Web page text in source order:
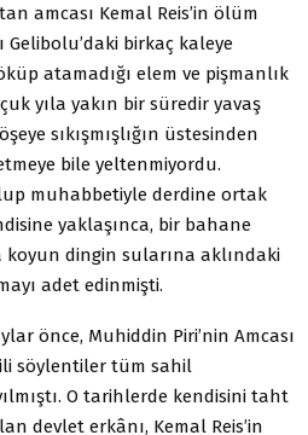
amcası Kemal Reis’in ölüm
birkaç kaleye
atamadığı elem ve pişmanlık
yıla yakın bir süredir yavaş
sıkışmışlığın üstesinden
bile yeltenmiyordu.
muhabbetiyle derdine ortak
yaklaşınca, bir bahane
dingin sularına aklındaki
adet edinmişti.
önce, Muhiddin Piri’nin Amcası
söylentiler tüm sahil
O tarihlerde kendisini taht
devlet erkânı, Kemal Reis’in